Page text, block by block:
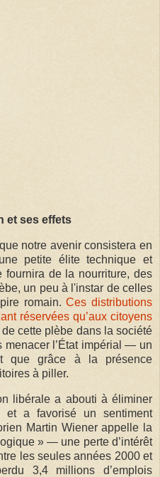
et ses effets
notre avenir consistera en
petite élite technique et
fournira de la nourriture, des
un peu à l'instar de celles
romain.Ces distributions
réservées qu’aux citoyens
cette plèbe dans la société
menacer l’État impérial — un
que grâce à la présence
à piller.
libérale a abouti à éliminer
et a favorisé un sentiment
Martin Wiener appelle la
» — une perte d’intérêt
les seules années 2000 et
3,4 millions d’emplois